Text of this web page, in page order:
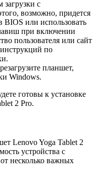
с
возможно, придется
BIOS или использовать
при включении
пользователя или сайт
по
планшет,
Windows.
готовы к установке
2 Pro.
Lenovo Yoga Tablet 2
устройства с
несколько важных